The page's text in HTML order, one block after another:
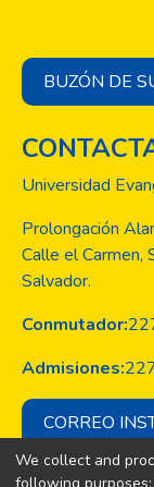
BUZÓN DE
Universidad
Prolongación
Calle el Carmen,
Salvador.
Conmutador:
Admisiones:
CORREO
We collect and